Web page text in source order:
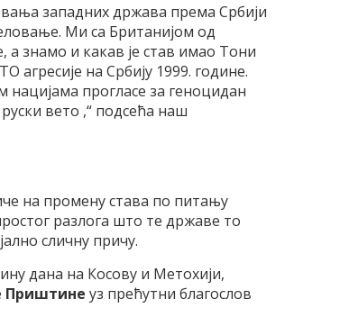
западних држава према Србији
Ми са Британијом од
знамо и какав је став имао Тони
агресије на Србију 1999. године.
нацијама прогласе за геноцидан
вето ,“ подсећа наш
на промену става по питању
разлога што те државе то
сличну причу.
дана на Косову и Метохији,
Приштине уз прећутни благослов